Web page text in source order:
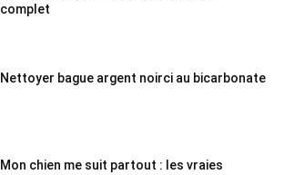
complet
Nettoyer bague argent noirci au bicarbonate
Mon chien me suit partout : les vraies